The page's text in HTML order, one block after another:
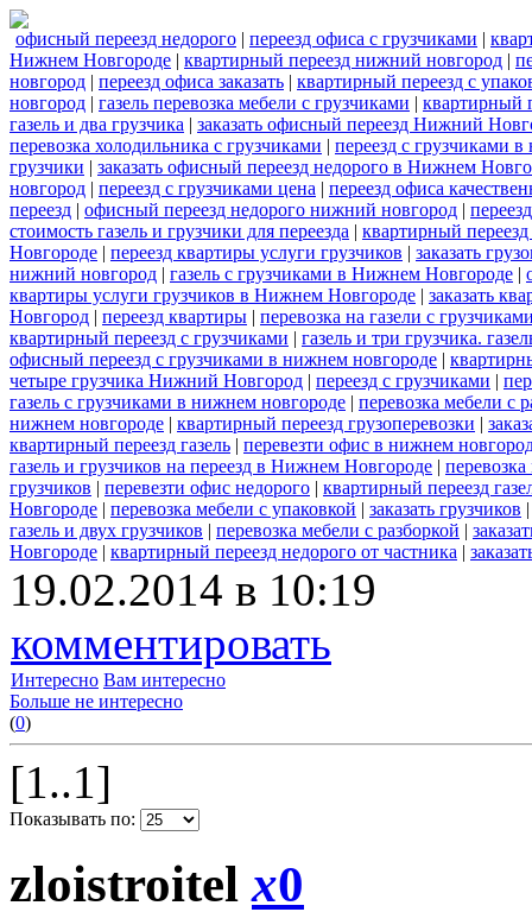
офисный переезд недорого | переезд офиса с грузчиками |
Нижнем Новгороде | квартирный переезд нижний новгород |
новгород | переезд офиса заказать | квартирный переезд с
новгород | газель перевозка мебели с грузчиками | квартирный
газель и два грузчика | заказать офисный переезд Нижний
перевозка холодильника с грузчиками | переезд с грузчиками
грузчики | заказать офисный переезд недорого в Нижнем
новгород | переезд с грузчиками цена | переезд офиса
переезд | офисный переезд недорого нижний новгород |
стоимость газель и грузчики для переезда | квартирный
Новгороде | переезд квартиры услуги грузчиков | заказать
нижний новгород | газель с грузчиками в Нижнем Новгороде |
квартиры услуги грузчиков в Нижнем Новгороде | заказать
Новгород | переезд квартиры | перевозка на газели с
квартирный переезд с грузчиками | газель и три грузчика.
офисный переезд с грузчиками в нижнем новгороде |
четыре грузчика Нижний Новгород | переезд с грузчиками |
газель с грузчиками в нижнем новгороде | перевозка мебели с
нижнем новгороде | квартирный переезд грузоперевозки |
квартирный переезд газель | перевезти офис в нижнем
газель и грузчиков на переезд в Нижнем Новгороде |
грузчиков | перевезти офис недорого | квартирный переезд
Новгороде | перевозка мебели с упаковкой | заказать грузчиков
газель и двух грузчиков | перевозка мебели с разборкой |
Новгороде | квартирный переезд недорого от частника |
19.02.2014 в 10:19
комментировать
Интересно Вам интересно
Больше не интересно
(0)
[1..1]
Показывать по:
zloistroitelx0